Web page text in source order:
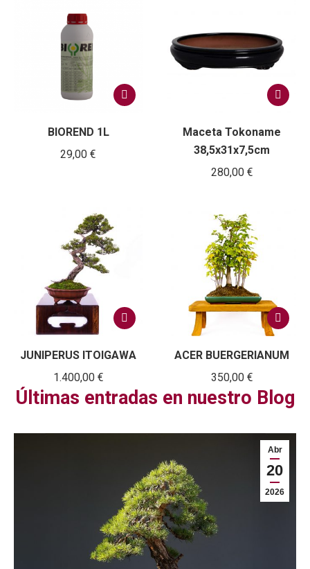
producto
BIOREND 1L
29,00 €
Maceta Tokoname
38,5x31x7,5cm
280,00 €
JUNIPERUS ITOIGAWA
1.400,00 €
ACER BUERGERIANUM
350,00 €
Últimas entradas en nuestro Blog
Abr
20
2026